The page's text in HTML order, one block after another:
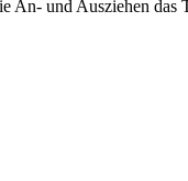
und Ausziehen das